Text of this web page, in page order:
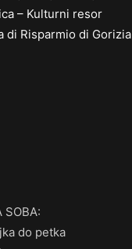
– Kulturni resor
di Risparmio di Gorizia
SOBA:
do petka